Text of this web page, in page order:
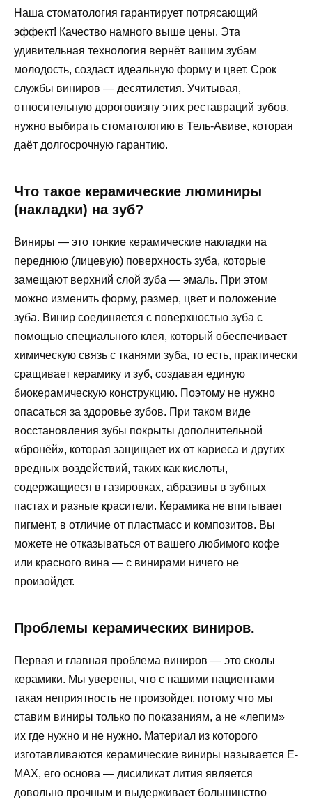
Наша стоматология гарантирует потрясающий
эффект! Качество намного выше цены. Эта
удивительная технология вернёт вашим зубам
молодость, создаст идеальную форму и цвет. Срок
службы виниров — десятилетия. Учитывая,
относительную дороговизну этих реставраций зубов,
нужно выбирать стоматологию в Тель-Авиве, которая
даёт долгосрочную гарантию.
Что такое керамические люминиры
(накладки) на зуб?
Виниры — это тонкие керамические накладки на
переднюю (лицевую) поверхность зуба, которые
замещают верхний слой зуба — эмаль. При этом
можно изменить форму, размер, цвет и положение
зуба. Винир соединяется с поверхностью зуба с
помощью специального клея, который обеспечивает
химическую связь с тканями зуба, то есть, практически
сращивает керамику и зуб, создавая единую
биокерамическую конструкцию. Поэтому не нужно
опасаться за здоровье зубов. При таком виде
восстановления зубы покрыты дополнительной
«бронёй», которая защищает их от кариеса и других
вредных воздействий, таких как кислоты,
содержащиеся в газировках, абразивы в зубных
пастах и разные красители. Керамика не впитывает
пигмент, в отличие от пластмасс и композитов. Вы
можете не отказываться от вашего любимого кофе
или красного вина — с винирами ничего не
произойдет.
Проблемы керамических виниров.
Первая и главная проблема виниров — это сколы
керамики. Мы уверены, что с нашими пациентами
такая неприятность не произойдет, потому что мы
ставим виниры только по показаниям, а не «лепим»
их где нужно и не нужно. Материал из которого
изготавливаются керамические виниры называется E-
MAX, его основа — дисиликат лития является
довольно прочным и выдерживает большинство